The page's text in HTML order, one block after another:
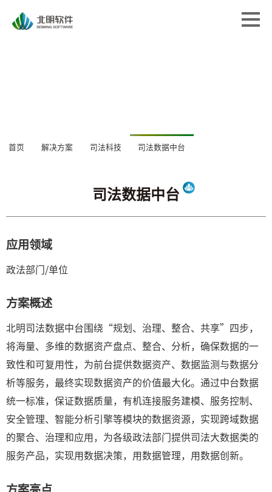
经典案例
关于北明
首页 解决方案 司法科技 司法数据中
司法数据中台
应用领域
政法部门/单位
方案概述
北明司法数据中台围绕“规划、治理、整合、共享”四步，
将海量、多维的数据资产盘点、整合、分析，确保数据的一
致性和可复用性，为前台提供数据资产、数据监测与数据分
析等服务，最终实现数据资产的价值最大化。通过中台数据
统一标准，保证数据质量，有机连接服务建模、服务控制、
安全管理、智能分析引擎等模块的数据资源，实现跨域数据
的聚合、治理和应用，为各级政法部门提供司法大数据类的
服务产品，实现用数据决策，用数据管理，用数据创新。
方案亮点